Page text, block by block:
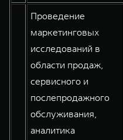
Проведение
маркетинговых
исследований в
области продаж,
сервисного и
послепродажного
обслуживания,
аналитика